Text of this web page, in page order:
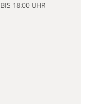
18:00 UHR